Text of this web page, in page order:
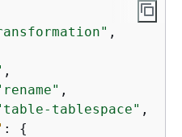
,
,
,
tablespace" ,
: {